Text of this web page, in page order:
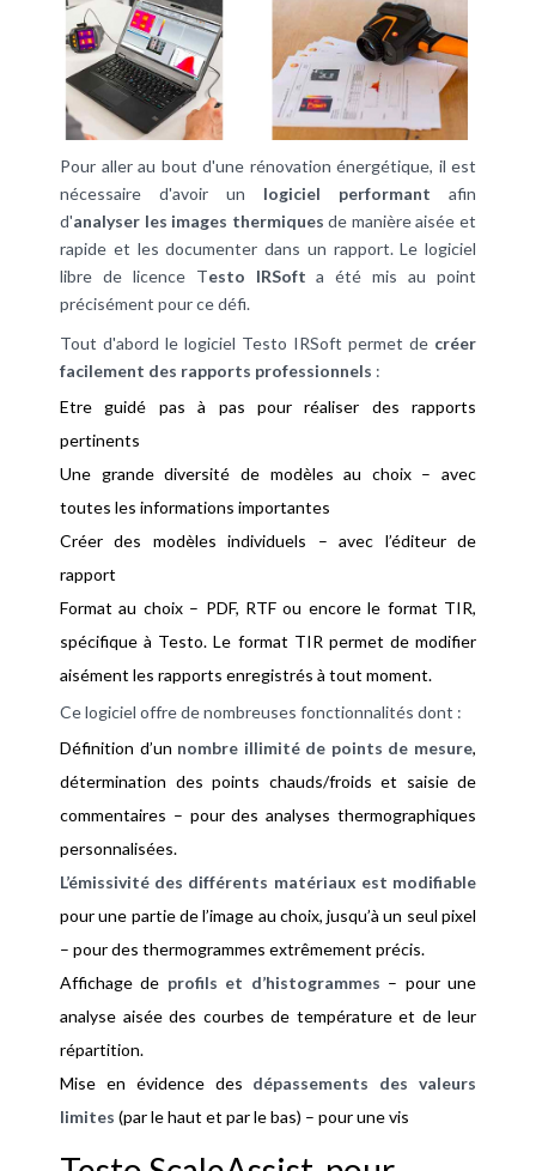
Pour aller au bout d'une rénovation énergétique, il est
nécessaire d'avoir un logiciel performant afin
d'analyser les images thermiquesde manière aisée et
rapide et les documenter dans un rapport. Le logiciel
libre de licence Testo IRSoft a été mis au point
précisément pour ce défi.
Tout d'abord le logiciel Testo IRSoft permet de créer
facilement des rapports professionnels :
Etre guidé pas à pas pour réaliser des rapports
pertinents
Une grande diversité de modèles au choix – avec
toutes les informations importantes
Créer des modèles individuels – avec l’éditeur de
rapport
Format au choix – PDF, RTF ou encore le format TIR,
spécifique à Testo. Le format TIR permet de modifier
aisément les rapports enregistrés à tout moment.
Ce logiciel offre de nombreuses fonctionnalités dont :
Définition d’un nombre illimité de points de mesure,
détermination des points chauds/froids et saisie de
commentaires – pour des analyses thermographiques
personnalisées.
L’émissivité des différents matériaux est modifiable
pour une partie de l’image au choix, jusqu’à un seul pixel
– pour des thermogrammes extrêmement précis.
Affichage de profils et d’histogrammes – pour une
analyse aisée des courbes de température et de leur
répartition.
Mise en évidence des dépassements des valeurs
limites (par le haut et par le bas) – pour une vis